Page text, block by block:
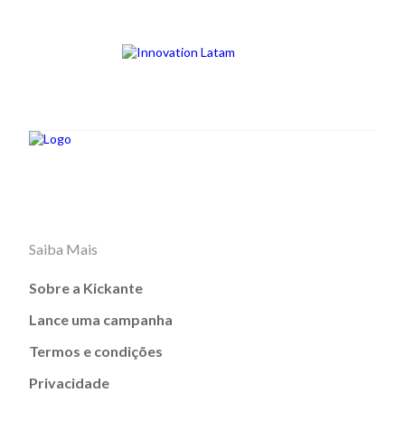
Saiba Mais
Sobre a Kickante
Lance uma campanha
Termos e condições
Privacidade